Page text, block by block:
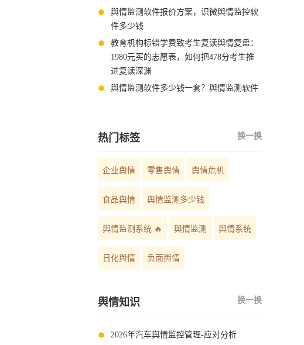
舆情监测软件报价方案，识微舆情监控软
件多少钱
教育机构标错学费致考生复读舆情复盘：
1980元买的志愿表，如何把478分考生推
进复读深渊
舆情监测软件多少钱一套？舆情监测软件
热门标签 换一换
企业舆情 零售舆情 舆情危机
食品舆情 舆情监测多少钱
舆情监测系统 🔥 舆情监测 舆情系统
日化舆情 负面舆情
舆情知识 换一换
2026年汽车舆情监控管理-应对分析